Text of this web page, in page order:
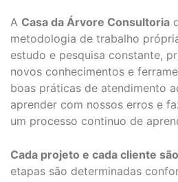
A Casa da Árvore Consultoria
metodologia de trabalho
estudo e pesquisa constante,
novos conhecimentos e
boas práticas de atendimento
aprender com nossos erros e
um processo continuo de
Cada projeto e cada cliente
etapas são determinadas